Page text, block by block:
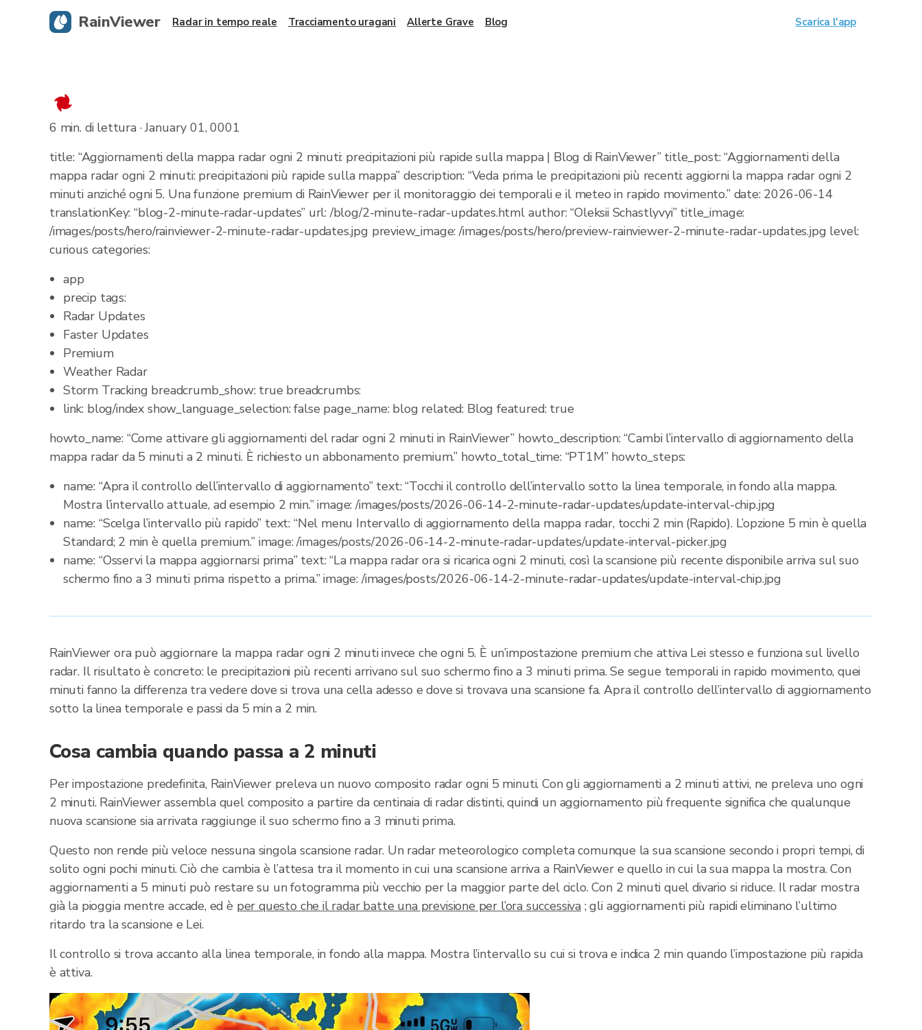
6 min. di lettura · January 01, 0001
title: “Aggiornamenti della mappa radar ogni 2 minuti: precipitazioni più rapide sulla mappa | Blog di RainViewer” title_post: “Aggiornamenti della
mappa radar ogni 2 minuti: precipitazioni più rapide sulla mappa” description: “Veda prima le precipitazioni più recenti: aggiorni la mappa radar ogni 2
minuti anziché ogni 5. Una funzione premium di RainViewer per il monitoraggio dei temporali e il meteo in rapido movimento.” date: 2026-06-14
translationKey: “blog-2-minute-radar-updates” url: /blog/2-minute-radar-updates.html author: “Oleksii Schastlyvyi” title_image:
/images/posts/hero/rainviewer-2-minute-radar-updates.jpg preview_image: /images/posts/hero/preview-rainviewer-2-minute-radar-updates.jpg level:
curious categories:
app
precip tags:
Radar Updates
Faster Updates
Premium
Weather Radar
Storm Tracking breadcrumb_show: true breadcrumbs:
link: blog/index show_language_selection: false page_name: blog related: Blog featured: true
howto_name: “Come attivare gli aggiornamenti del radar ogni 2 minuti in RainViewer” howto_description: “Cambi l’intervallo di aggiornamento della
mappa radar da 5 minuti a 2 minuti. È richiesto un abbonamento premium.” howto_total_time: “PT1M” howto_steps:
name: “Apra il controllo dell’intervallo di aggiornamento” text: “Tocchi il controllo dell’intervallo sotto la linea temporale, in fondo alla mappa.
Mostra l’intervallo attuale, ad esempio 2 min.” image: /images/posts/2026-06-14-2-minute-radar-updates/update-interval-chip.jpg
name: “Scelga l’intervallo più rapido” text: “Nel menu Intervallo di aggiornamento della mappa radar, tocchi 2 min (Rapido). L’opzione 5 min è quella
Standard; 2 min è quella premium.” image: /images/posts/2026-06-14-2-minute-radar-updates/update-interval-picker.jpg
name: “Osservi la mappa aggiornarsi prima” text: “La mappa radar ora si ricarica ogni 2 minuti, così la scansione più recente disponibile arriva sul suo
schermo fino a 3 minuti prima rispetto a prima.” image: /images/posts/2026-06-14-2-minute-radar-updates/update-interval-chip.jpg
RainViewer ora può aggiornare la mappa radar ogni 2 minuti invece che ogni 5. È un’impostazione premium che attiva Lei stesso e funziona sul livello
radar. Il risultato è concreto: le precipitazioni più recenti arrivano sul suo schermo fino a 3 minuti prima. Se segue temporali in rapido movimento, quei
minuti fanno la differenza tra vedere dove si trova una cella adesso e dove si trovava una scansione fa. Apra il controllo dell’intervallo di aggiornamento
sotto la linea temporale e passi da 5 min a 2 min.
Cosa cambia quando passa a 2 minuti
Per impostazione predefinita, RainViewer preleva un nuovo composito radar ogni 5 minuti. Con gli aggiornamenti a 2 minuti attivi, ne preleva uno ogni
2 minuti. RainViewer assembla quel composito a partire da centinaia di radar distinti, quindi un aggiornamento più frequente significa che qualunque
nuova scansione sia arrivata raggiunge il suo schermo fino a 3 minuti prima.
Questo non rende più veloce nessuna singola scansione radar. Un radar meteorologico completa comunque la sua scansione secondo i propri tempi, di
solito ogni pochi minuti. Ciò che cambia è l’attesa tra il momento in cui una scansione arriva a RainViewer e quello in cui la sua mappa la mostra. Con
aggiornamenti a 5 minuti può restare su un fotogramma più vecchio per la maggior parte del ciclo. Con 2 minuti quel divario si riduce. Il radar mostra
già la pioggia mentre accade, ed è per questo che il radar batte una previsione per l’ora successiva ; gli aggiornamenti più rapidi eliminano l’ultimo
ritardo tra la scansione e Lei.
Il controllo si trova accanto alla linea temporale, in fondo alla mappa. Mostra l’intervallo su cui si trova e indica 2 min quando l’impostazione più rapida
è attiva.
RainViewer Radar in tempo reale Tracciamento uragani Allerte Grave Blog Scarica l'app